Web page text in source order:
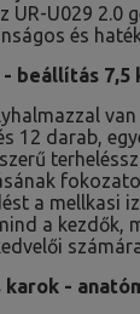
UR-U029 2.0
és
beállítás 7,5
12 darab,
a mellkasi
a kezdők,
-